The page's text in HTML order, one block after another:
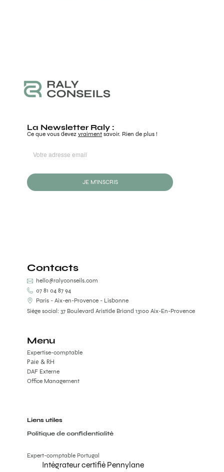
La Newsletter Raly :
Ce que vous devez vraiment savoir. Rien de plus !
JE M'INSCRIS
Contacts
hello@ralyconseils.com
07 81 04 87 94
Paris - Aix-en-Provence - Lisbonne
Siège social: 37 Boulevard Aristide Briand 13100 Aix-En-Provence
Menu
Expertise-comptable
DAF Externe
Office Management
Paie & RH
Liens utiles
Politique de confidentialité
Expert-comptable Portugal
Intégrateur certifié Pennylane